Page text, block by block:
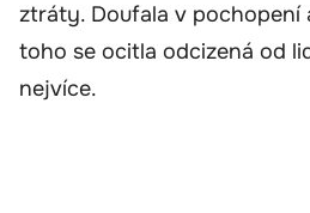
ztráty. Doufala v pochopení
toho se ocitla odcizená od
nejvíce.